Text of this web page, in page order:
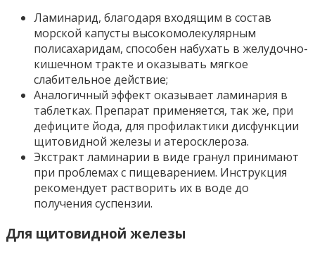
Ламинарид, благодаря входящим в состав
морской капусты высокомолекулярным
полисахаридам, способен набухать в желудочно-
кишечном тракте и оказывать мягкое
слабительное действие;
Аналогичный эффект оказывает ламинария в
таблетках. Препарат применяется, так же, при
дефиците йода, для профилактики дисфункции
щитовидной железы и атеросклероза.
Экстракт ламинарии в виде гранул принимают
при проблемах с пищеварением. Инструкция
рекомендует растворить их в воде до
получения суспензии.
Для щитовидной железы